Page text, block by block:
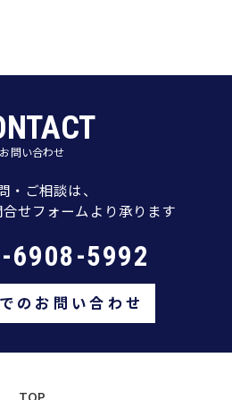
お問い合わせ
・ご相談は、
せフォームより承ります
6908-5992
のお問い合わせ
TOP